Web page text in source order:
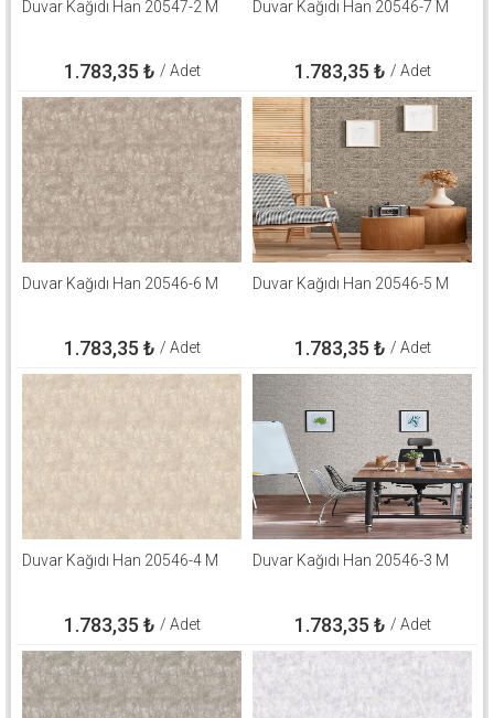
Duvar Kağıdı Han 20547-2 M
1.783,35 ₺ / Adet
Duvar Kağıdı Han 20546-7 M
1.783,35 ₺ / Adet
Duvar Kağıdı Han 20546-6 M
1.783,35 ₺ / Adet
Duvar Kağıdı Han 20546-5 M
1.783,35 ₺ / Adet
Duvar Kağıdı Han 20546-4 M
1.783,35 ₺ / Adet
Duvar Kağıdı Han 20546-3 M
1.783,35 ₺ / Adet